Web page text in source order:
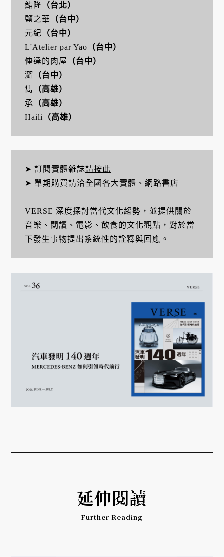
鮨隆 （台北）
鹽之華 （台中）
元紀 （台中）
L'Atelier par Yao （台中）
俺達的肉屋
（台中）
澀 （台中）
雋
（高雄）
承
（高雄）
Haili
（高雄）
➤ 訂閱實體雜誌請按此
➤ 單期購買請洽全國各大實體、網路書店
VERSE 深度探討當代文化趨勢，並提供關於
音樂、閱讀、電影、飲食的文化觀點，對於當
下發生事物提出系統性的詮釋與回應。
延伸閱讀
Further Reading